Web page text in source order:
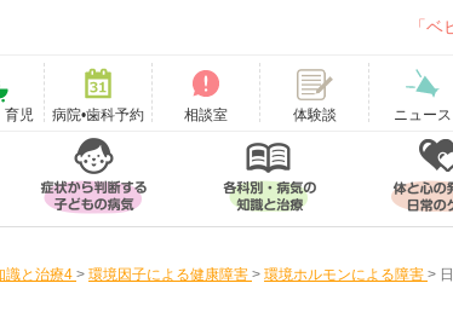
「
育児 病院•歯科予約 相談室 体験談 ニュース
識と治療4 > 環境因子による健康障害 > 環境ホルモンによる障害 >